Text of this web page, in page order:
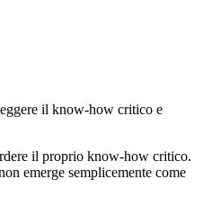
il know-how critico e
il proprio know-how critico.
emerge semplicemente come